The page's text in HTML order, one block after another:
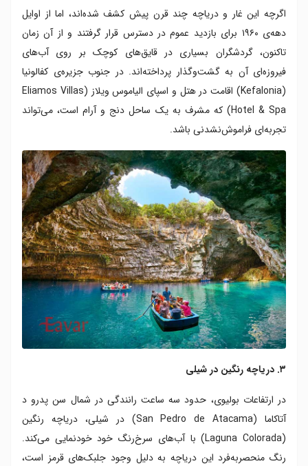
اگرچه این غار و دریاچه چند قرن پیش کشف شده‌اند، اما از اوایل
دهه‌ی ۱۹۶۰ برای بازدید عموم در دسترس قرار گرفتند و از آن زمان
تاکنون، گردشگران بسیاری در قایق‌های کوچک بر روی آب‌های
فیروزه‌ای آن به گشت‌وگذار پرداخته‌اند. در جنوب جزیره‌ی کفالونیا
(Kefalonia) اقامت در هتل و اسپای الیاموس ویلاز (Eliamos Villas
Hotel & Spa) که مشرف به یک ساحل دنج و آرام است، می‌تواند
تجربه‌ای فراموش‌نشدنی باشد.
۳. دریاچه رنگین در شیلی
در ارتفاعات بولیوی، حدود سه ساعت رانندگی در شمال سن پدرو د
آتاکاما (San Pedro de Atacama) در شیلی، دریاچه‌ رنگین
(Laguna Colorada) با آب‌های سرخ‌رنگ خود خودنمایی می‌کند.
رنگ منحصربه‌فرد این دریاچه به دلیل وجود جلبک‌های قرمز است،